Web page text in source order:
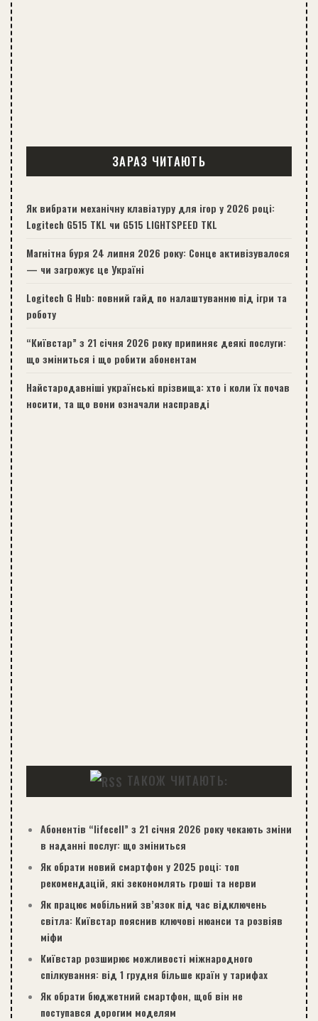
ЗАРАЗ ЧИТАЮТЬ
Як вибрати механічну клавіатуру для ігор у 2026 році:
Logitech G515 TKL чи G515 LIGHTSPEED TKL
Магнітна буря 24 липня 2026 року: Сонце активізувалося
— чи загрожує це Україні
Logitech G Hub: повний гайд по налаштуванню під ігри та
роботу
“Київстар” з 21 січня 2026 року припиняє деякі послуги:
що зміниться і що робити абонентам
Найстародавніші українські прізвища: хто і коли їх почав
носити, та що вони означали насправді
ТАКОЖ ЧИТАЮТЬ:
Абонентів “lifecell” з 21 січня 2026 року чекають зміни
в наданні послуг: що зміниться
Як обрати новий смартфон у 2025 році: топ
рекомендацій, які зекономлять гроші та нерви
Як працює мобільний зв’язок під час відключень
світла: Київстар пояснив ключові нюанси та розвіяв
міфи
Київстар розширює можливості міжнародного
спілкування: від 1 грудня більше країн у тарифах
Як обрати бюджетний смартфон, щоб він не
поступався дорогим моделям